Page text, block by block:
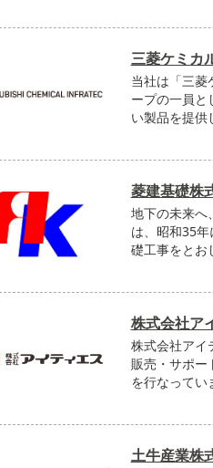
三菱ケミカ
当社は「三菱
ープの一員と
い製品を提供
菱建基礎株
地下の未来へ
は、昭和35
礎工事をとお
株式会社ア
株式会社アイ
販売・サポー
を行なってい
土牛産業株